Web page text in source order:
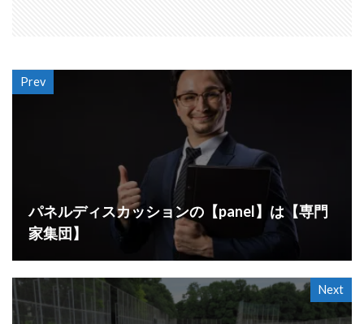
Prev
パネルディスカッションの【panel】は【専門
家集団】
Next